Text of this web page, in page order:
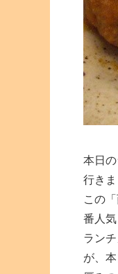
本日
行きま
この
番人
ラン
が、本